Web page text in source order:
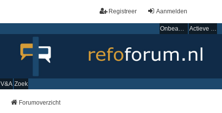
Aanmelden
Registreer
Onbeantwoorde onderwerpen Actieve onderwerpen
V&A Zoek
Forumoverzicht